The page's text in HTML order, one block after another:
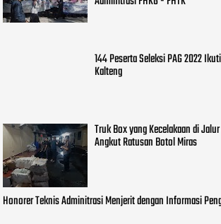
144 Peserta Seleksi PAG 2022
Kalteng
Truk Box yang Kecelakaan di
Angkut Ratusan Botol Miras
Honorer Teknis Adminitrasi Menjerit dengan Informasi